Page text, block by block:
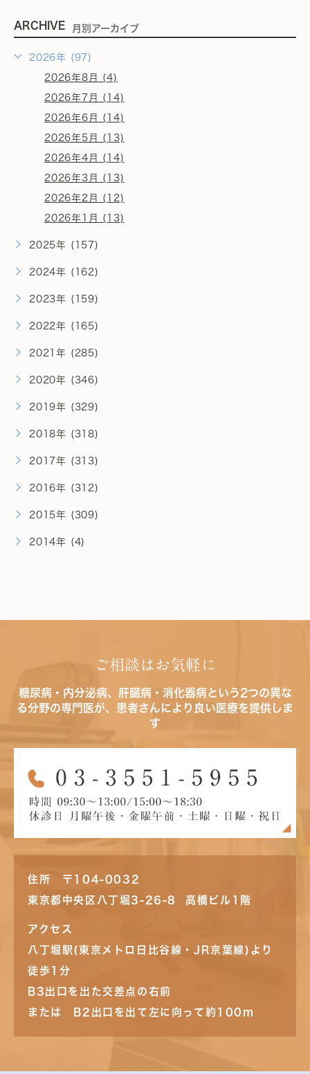
ARCHIVE 月別アーカイブ
2026年 (97)
2026年8月 (4)
2026年7月 (14)
2026年6月 (14)
2026年5月 (13)
2026年4月 (14)
2026年3月 (13)
2026年2月 (12)
2026年1月 (13)
2025年 (157)
2024年 (162)
2023年 (159)
2022年 (165)
2021年 (285)
2020年 (346)
2019年 (329)
2018年 (318)
2017年 (313)
2016年 (312)
2015年 (309)
2014年 (4)
ご相談はお気軽に
糖尿病・内分泌病、肝臓病・消化器病という2つの異な
る分野の専門医が、患者さんにより良い医療を提供しま
す
住所 〒104-0032
東京都中央区八丁堀3-26-8 高橋ビル1階
アクセス
八丁堀駅(東京メトロ日比谷線・JR京葉線)より
徒歩1分
B3出口を出た交差点の右前
または B2出口を出て左に向って約100m